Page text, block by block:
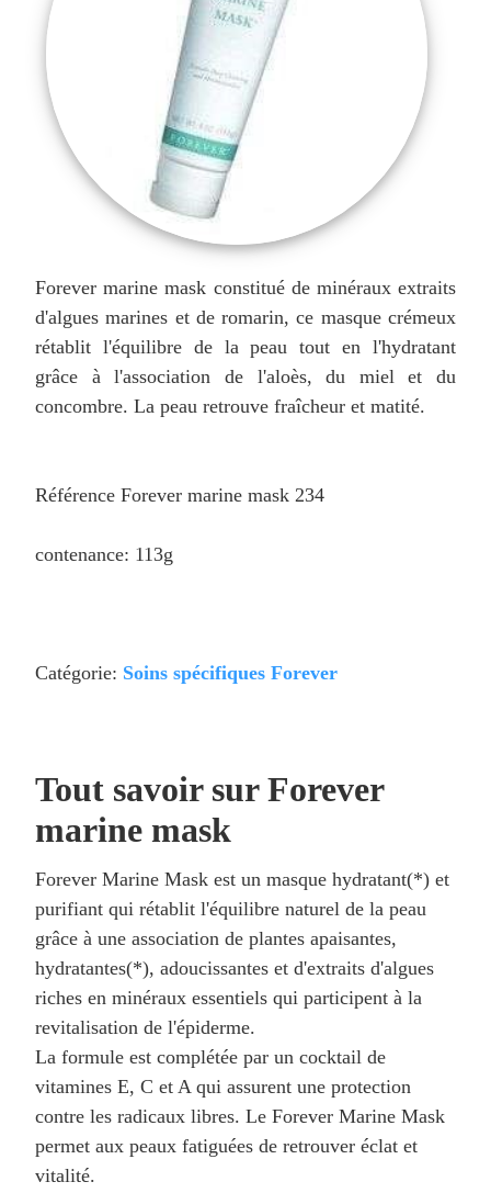
Forever marine mask constitué de minéraux extraits
d'algues marines et de romarin, ce masque crémeux
rétablit l'équilibre de la peau tout en l'hydratant
grâce à l'association de l'aloès, du miel et du
concombre. La peau retrouve fraîcheur et matité.
Référence Forever marine mask 234
contenance: 113g
Catégorie: Soins spécifiques Forever
Tout savoir sur Forever
marine mask
Forever Marine Mask est un masque hydratant(*) et
purifiant qui rétablit l'équilibre naturel de la peau
grâce à une association de plantes apaisantes,
hydratantes(*), adoucissantes et d'extraits d'algues
riches en minéraux essentiels qui participent à la
revitalisation de l'épiderme.
La formule est complétée par un cocktail de
vitamines E, C et A qui assurent une protection
contre les radicaux libres. Le Forever Marine Mask
permet aux peaux fatiguées de retrouver éclat et
vitalité.